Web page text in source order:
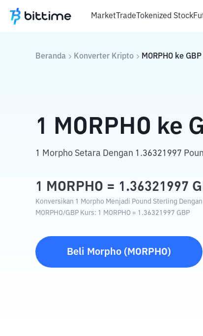
MarketTradeTokenized Stock
Beranda Konverter Kripto MORPHO ke GBP
1 MORPHO ke
1 Morpho Setara Dengan 1.36321997
1 MORPHO = 1.36321997
Konversikan 1 Morpho Menjadi Pound Sterling
MORPHO/GBP Kurs: 1 MORPHO = 1.36321997 GBP
Beli Morpho ( MORPHO)